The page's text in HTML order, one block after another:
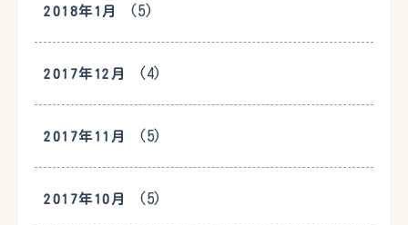
2018年1月 (5)
2017年12月 (4)
2017年11月 (5)
2017年10月 (5)